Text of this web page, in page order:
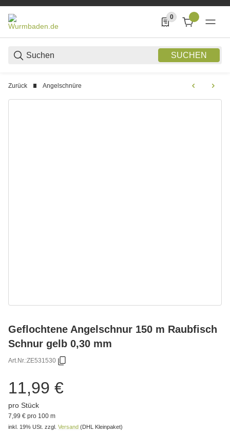
SUCHEN
0
0 Produkte in der
Zurück Angelschnüre
Geflochtene Angelschnur 150 m Raubfisch
Schnur gelb 0,30 mm
Art.Nr.:ZE531530
11,99 €
pro Stück
7,99 € pro 100 m
inkl. 19% USt. zzgl. Versand (DHL Kleinpaket)